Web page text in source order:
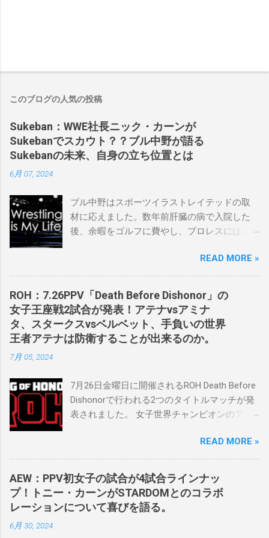
このブログの人気の投稿
Sukeban：WWE社長ニック・カーンが
Sukebanでスカウト？？ブル中野が語る
Sukebanの未来、自身の立ち位置とは
6月 07, 2024
ブル中野はスポーツイラストレイテッドの取
材に応えました。数年前肝臓の病で入院した
後、余暇をゴルフに費やし、プロレスにはス
ました。なお、新しいプロモーションは無限
の可能性に満ちており、先日WWEのニック・
カーン社長にスカウトされました。 「私は
2023年にスケバンのコミッショナーに任命さ
れました。スケバンの醍醐味は、日本独自の
文化の過去、現在、未来をリング上で見るこ
とができることです。何十年も前のスケバン
好きです。」 彼女は今、スケバンで重要な役
割を果たしています。 「今活躍している選手
をとても誇りに思い、応援しています。私の
ケバンのレスラーばかりです。私は彼らを私
の子供のように考えている」。 スケバンの最
新のショーは5月末に行われました。日本の女
子プロレスリーグがロサンゼルスでデビュー
し、5試合のカードが YouTube で公開されてい
READ MORE »
ROH：7.26PPV「Death Before Dishonor」の
女子王座戦2試合が発表！アテナvsアミナ
タ、スタークスvsベルベット、手負いの世界
王者アテナは防衛することが出来るのか。
7月 05, 2024
7月26日金曜日に開催されるROH Death Before
Dishonorで行われる2つのタイトルマッチが発
表されました。 女子世界チャンピオンのアテ
を防衛することになりました。この試合は木
曜日のROHで発表されました。アテナは5月か
ら活動を休止しており、リング上での欠場は
ストーリー上の負傷が原因とされています。
女子世界チャンピオンは5月の最後の試合で怪
我の恐怖に苦しみましたが、それはストーリ
READ MORE »
AEW：PPV初女子の試合が4試合ラインナッ
プ！トニー・カーンがSTARDOMとのコラボ
レーションについて喜びを語る。
6月 30, 2024